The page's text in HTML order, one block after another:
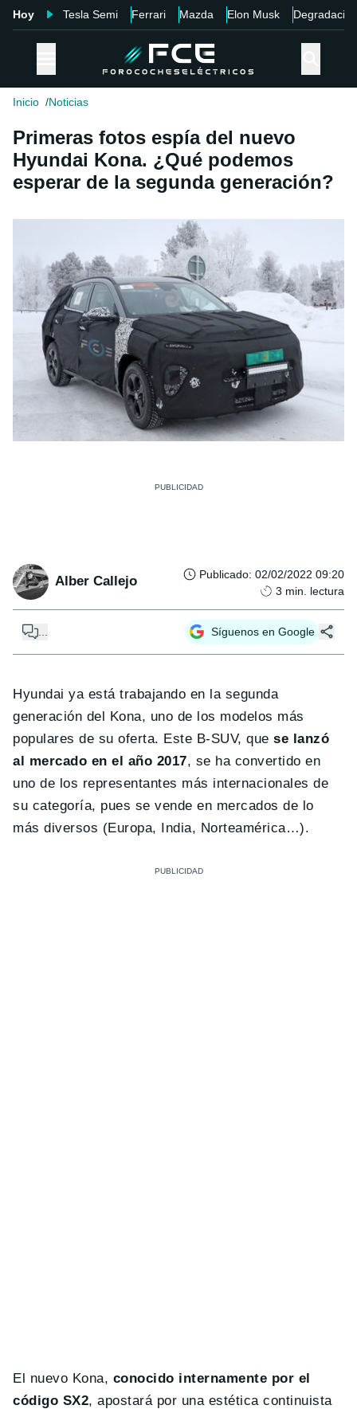
Hoy Tesla Semi Ferrari Mazda Elon Musk Degradación
Inicio Noticias
Primeras fotos espía del nuevo
Hyundai Kona. ¿Qué podemos
esperar de la segunda generación?
Alber Callejo Publicado: 02/02/2022 09:20
3 min. lectura
Síguenos en Google
Hyundai ya está trabajando en la segunda
generación del Kona, uno de los modelos más
populares de su oferta. Este B-SUV, quese lanzó
al mercado en el año 2017, se ha convertido en
uno de los representantes más internacionales de
su categoría, pues se vende en mercados de lo
más diversos (Europa, India, Norteamérica…).
El nuevo Kona, conocido internamente por el
código SX2, apostará por una estética continuista